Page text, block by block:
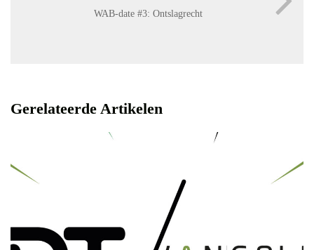
WAB-date #3: Ontslagrecht
Gerelateerde Artikelen